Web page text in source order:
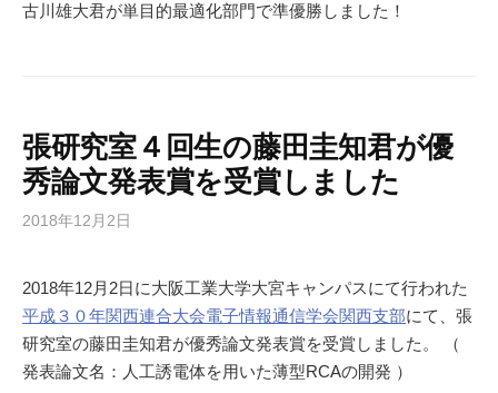
古川雄大君が単目的最適化部門で準優勝しました！
張研究室４回生の藤田圭知君が優
秀論文発表賞を受賞しました
2018年12月2日
2018年12月2日に大阪工業大学大宮キャンパスにて行われた
平成３０年関西連合大会電子情報通信学会関西支部にて、張
研究室の藤田圭知君が優秀論文発表賞を受賞しました。 （
発表論文名：人工誘電体を用いた薄型RCAの開発 ）